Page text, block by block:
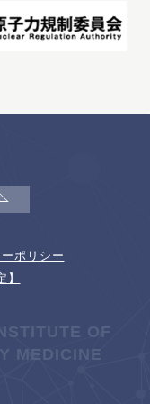
ポリシー
OF
MEDICINE